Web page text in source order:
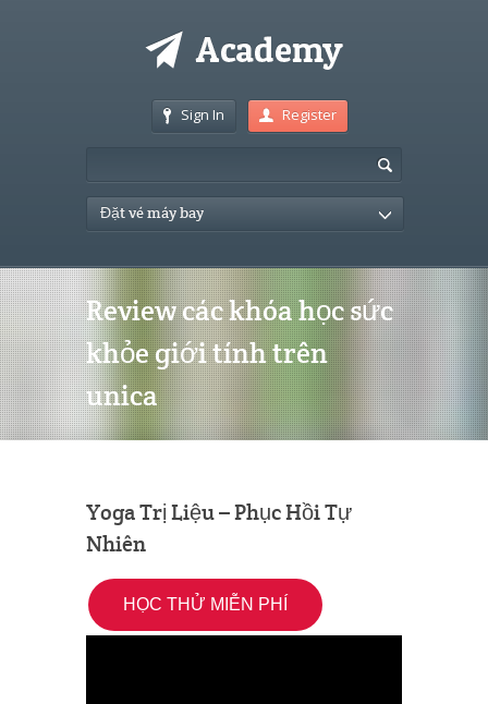
Sign In Register
Đặt vé máy bay
Review các khóa học sức
khỏe giới tính trên
unica
Yoga Trị Liệu – Phục Hồi Tự
Nhiên
HỌC THỬ MIỄN PHÍ